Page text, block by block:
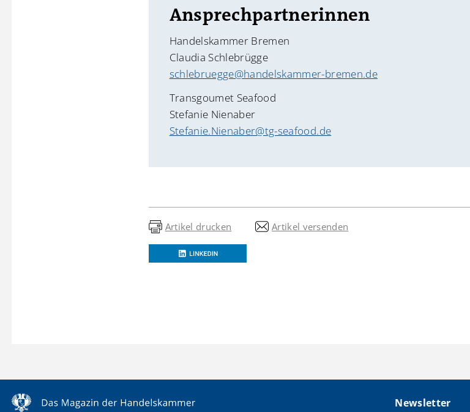
Ansprechpartnerinnen
Handelskammer Bremen
Claudia Schlebrügge
schlebruegge@handelskammer-bremen.de
Transgoumet Seafood
Stefanie Nienaber
Stefanie.Nienaber@tg-seafood.de
Artikel drucken Artikel versenden
Newsletter